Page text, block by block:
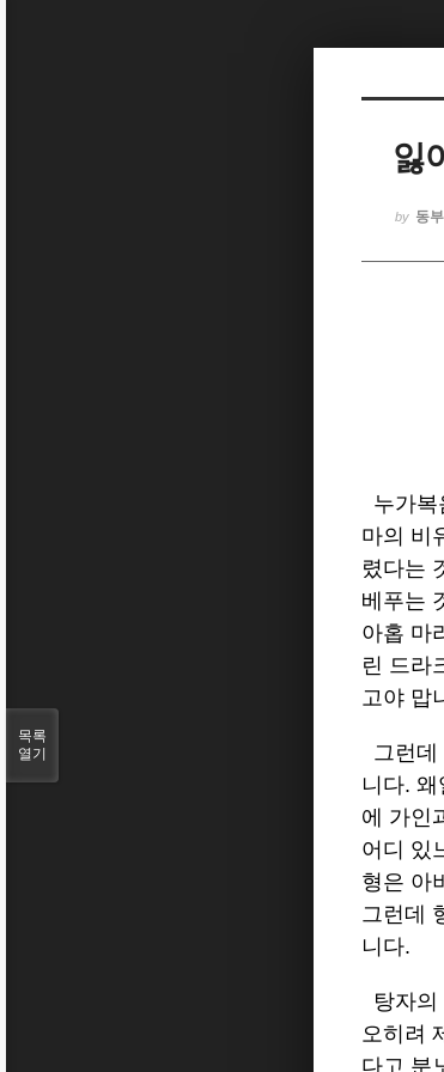
잃
by 동
누가복
마의 비
렸다는
베푸는
아홉 마
린 드라
고야 맙
그런데
니다.
에 가인
어디 있
형은 아
그런데
니다.
탕자의
오히려
다고 분
목록
열기
Sketchbook5, 스케치북5
Sketchbook5, 스케치북5